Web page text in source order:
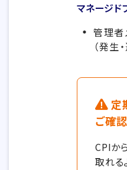
マネージド
管理者
（発生
定
ご確
CPIか
取れる